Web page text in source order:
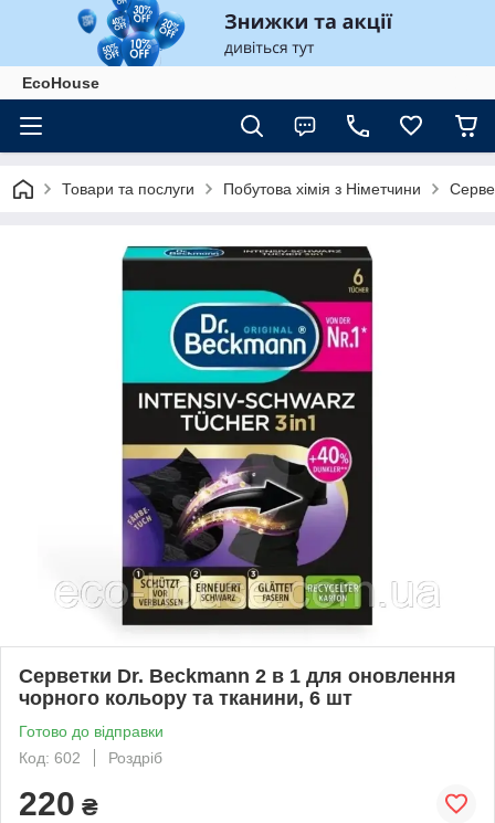
EcoHouse
Товари та послуги Побутова хімія з Німетчини
Серветки Dr. Beckmann 2 в 1 для оновлення
чорного кольору та тканини, 6 шт
Готово до відправки
Код: 602
Роздріб
220 ₴